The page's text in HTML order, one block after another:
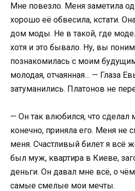
Мне повезло. Меня заметила
хорошо её обвесила, кстати.
дом моды. Не в такой, где
хотя и это бывало. Ну, вы
познакомилась с моим
молодая, отчаянная… — Глаза
затуманились. Платонов не
— Он так влюбился, что сделал
конечно, приняла его. Меня не
меня. Счастливый билет я всё
был муж, квартира в Киеве,
деньги. Он давал мне всё, о
самые смелые мои мечты.